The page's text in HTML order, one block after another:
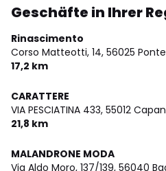
Geschäfte in Ihrer
Rinascimento
Corso Matteotti, 14, 56025
17,2 km
CARATTERE
VIA PESCIATINA 433, 55012
21,8 km
MALANDRONE MODA
Via Aldo Moro, 137/139, 56040